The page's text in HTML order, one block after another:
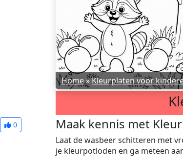
Home»Kleurplaten voor
0 Maak kennis met
Laat de wasbeer schitteren met
je kleurpotloden en ga meteen